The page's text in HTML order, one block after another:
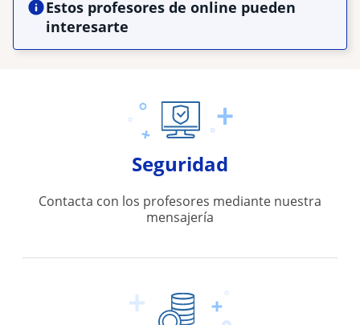
Estos profesores de online pueden
interesarte
Seguridad
Contacta con los profesores mediante nuestra
mensajería